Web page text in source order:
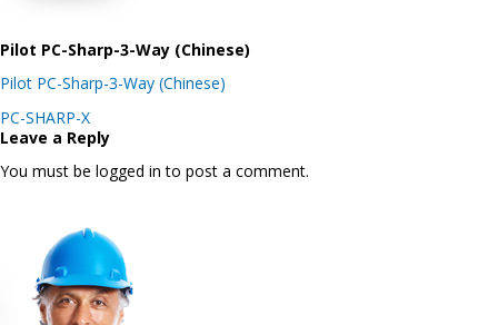
Pilot PC-Sharp-3-Way (Chinese)
Pilot PC-Sharp-3-Way (Chinese)
Post
navigation
PC-SHARP-X
Leave a Reply
You must be logged in to post a comment.